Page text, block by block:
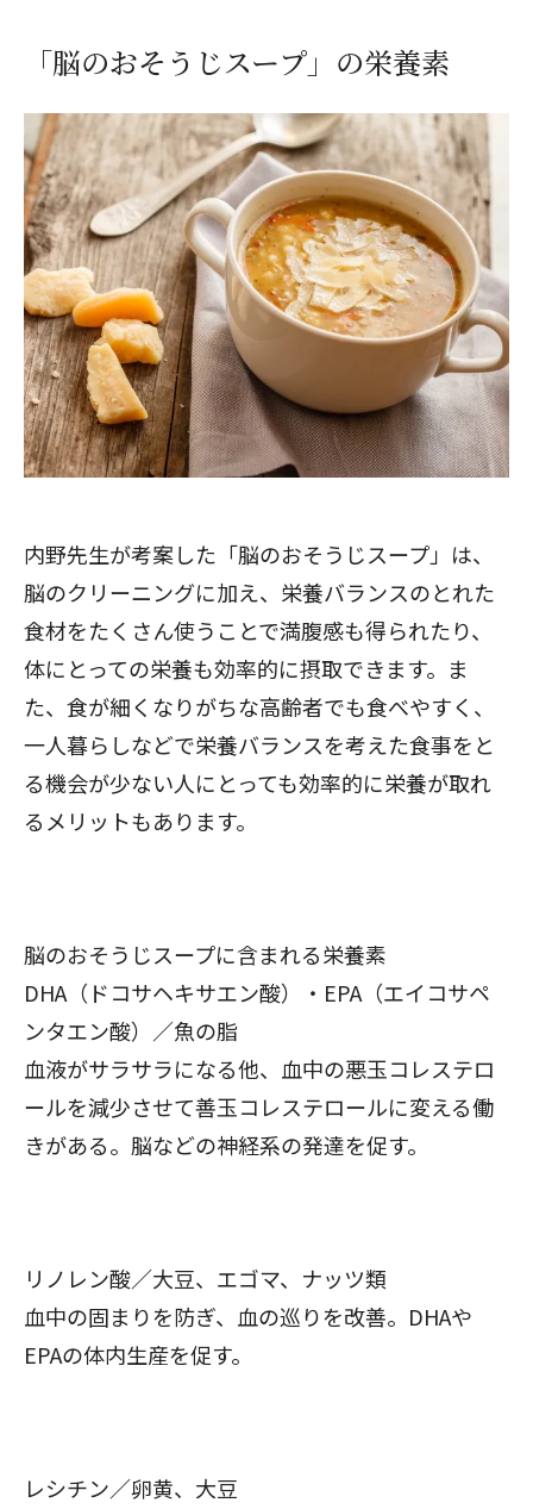
「脳のおそうじスープ」の栄養素
内野先生が考案した「脳のおそうじスープ」は、
脳のクリーニングに加え、栄養バランスのとれた
食材をたくさん使うことで満腹感も得られたり、
体にとっての栄養も効率的に摂取できます。ま
た、食が細くなりがちな高齢者でも食べやすく、
一人暮らしなどで栄養バランスを考えた食事をと
る機会が少ない人にとっても効率的に栄養が取れ
るメリットもあります。
脳のおそうじスープに含まれる栄養素
DHA（ドコサヘキサエン酸）・EPA（エイコサペ
ンタエン酸）／魚の脂
血液がサラサラになる他、血中の悪玉コレステロ
ールを減少させて善玉コレステロールに変える働
きがある。脳などの神経系の発達を促す。
リノレン酸／大豆、エゴマ、ナッツ類
血中の固まりを防ぎ、血の巡りを改善。DHAや
EPAの体内生産を促す。
レシチン／卵黄、大豆